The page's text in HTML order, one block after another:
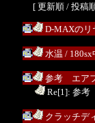
[ 更新順 / 投稿
D-MAXのリ
水温 / 180sx
参考 エアフ
Re[1]: 参考
クラッチデ